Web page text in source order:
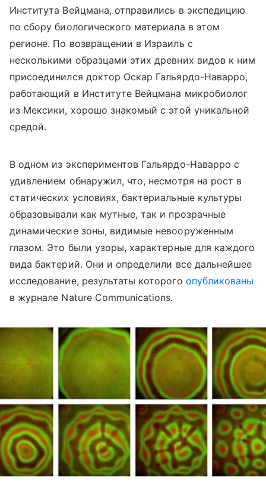
Института Вейцмана, отправились в экспедицию
по сбору биологического материала в этом
регионе. По возвращении в Израиль с
несколькими образцами этих древних видов к ним
присоединился доктор Оскар Гальярдо-Наварро,
работающий в Институте Вейцмана микробиолог
из Мексики, хорошо знакомый с этой уникальной
средой.
В одном из экспериментов Гальярдо-Наварро с
удивлением обнаружил, что, несмотря на рост в
статических условиях, бактериальные культуры
образовывали как мутные, так и прозрачные
динамические зоны, видимые невооруженным
глазом. Это были узоры, характерные для каждого
вида бактерий. Они и определили все дальнейшее
исследование, результаты которого опубликованы
в журнале Nature Communications.